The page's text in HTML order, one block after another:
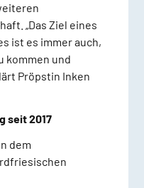
„Das Ziel eines
ist es immer auch,
kommen und
Pröpstin Inken
seit 2017
dem